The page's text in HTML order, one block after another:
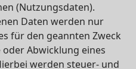
(Nutzungsdaten).
Daten werden nur
für den geannten Zweck
Abwicklung eines
werden steuer- und